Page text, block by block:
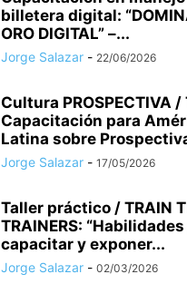
billetera digital:
ORO DIGITAL” –...
Jorge Salazar - 22/06/2026
Cultura PROSPECTIVA
Capacitación para
Latina sobre
Jorge Salazar - 17/05/2026
Taller práctico / TRAIN
TRAINERS:
capacitar y exponer...
Jorge Salazar - 02/03/2026